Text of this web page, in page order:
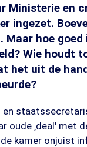
Ministerie en
ingezet.
Maar hoe
Wie houdt
het uit de
oude ‚deal' met
kamer onjuist